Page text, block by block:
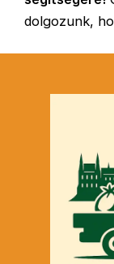
dolgozunk,